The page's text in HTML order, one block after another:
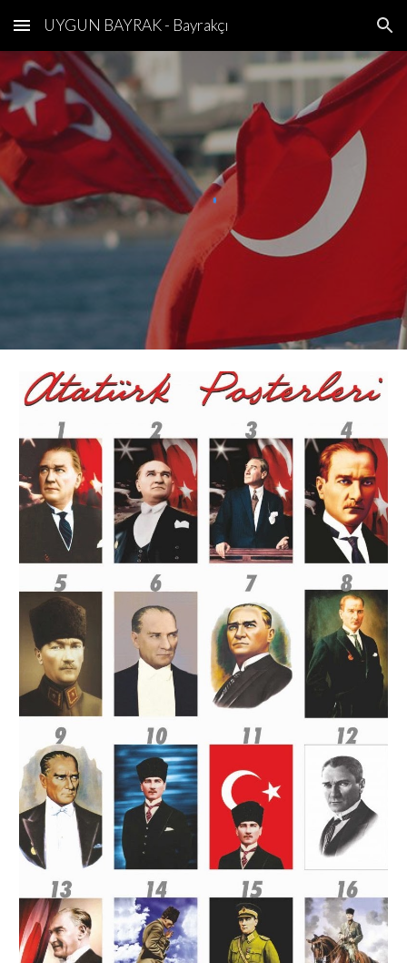
Skip to main content Skip to navigation
UYGUN BAYRAK - Bayrakçı